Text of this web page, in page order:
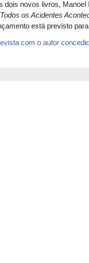
dois novos livros,
os Acidentes
está previsto
com o autor